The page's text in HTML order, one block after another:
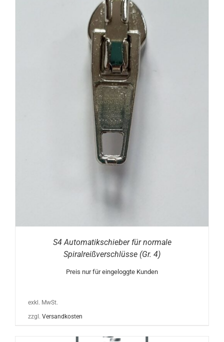
S4 Automatikschieber für normale
Spiralreißverschlüsse (Gr. 4)
Preis nur für eingeloggte Kunden
exkl. MwSt.
zzgl. Versandkosten